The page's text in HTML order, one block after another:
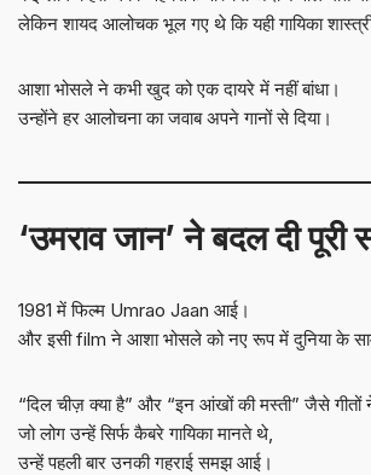
लेकिन शायद आलोचक भूल गए थे कि यही गायिका
आशा भोसले ने कभी खुद को एक दायरे में नहीं बांधा।
उन्होंने हर आलोचना का जवाब अपने गानों से दिया।
‘उमराव जान’ ने बदल दी पूरी
1981 में फिल्म Umrao Jaan आई।
और इसी film ने आशा भोसले को नए रूप में दुनिया के
“दिल चीज़ क्या है” और “इन आंखों की मस्ती” जैसे गीतों ने
जो लोग उन्हें सिर्फ कैबरे गायिका मानते थे,
उन्हें पहली बार उनकी गहराई समझ आई।